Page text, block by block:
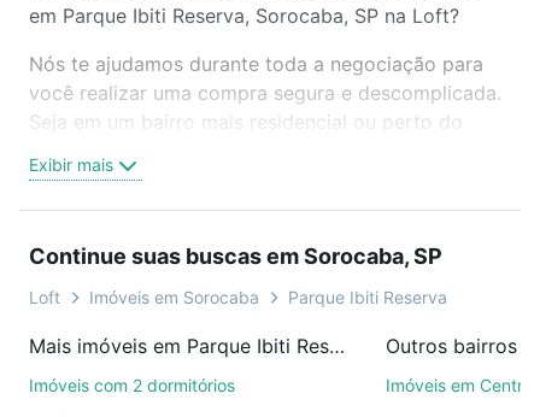
em Parque Ibiti Reserva, Sorocaba, SP na Loft?
Nós te ajudamos durante toda a negociação para
você realizar uma compra segura e descomplicada.
Seja em um bairro mais residencial ou perto do
oferta ideal de Imóveis com 1 banheiro à venda em
Parque Ibiti Reserva, Sorocaba, SP para conquistar
videochamada, é grátis, sem compromisso e você
ainda conta com mais de 46 mil corretores e
de imóveis.
Exibir mais
Continue suas buscas em Sorocaba, SP
Loft Imóveis em Sorocaba Parque Ibiti Reserva
Mais imóveis em Parque Ibiti Reserva
Imóveis com 2 dormitórios
Outros bairros
Imóveis em Centro